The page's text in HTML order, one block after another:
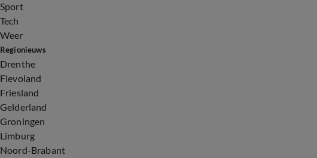
Sport
Tech
Weer
Regionieuws
Drenthe
Flevoland
Friesland
Gelderland
Groningen
Limburg
Noord-Brabant